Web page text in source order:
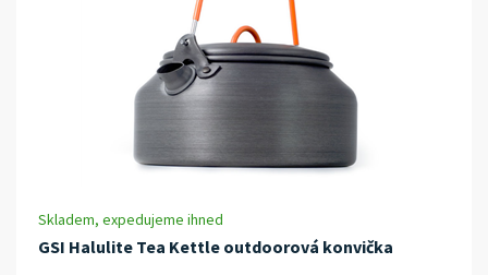
Skladem, expedujeme ihned
GSI Halulite Tea Kettle outdoorová konvička